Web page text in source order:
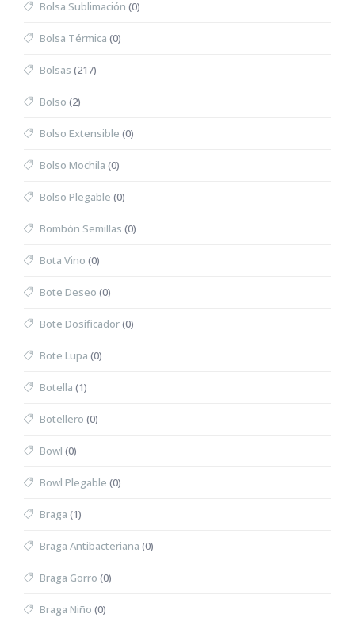
Bolsa Sublimación (0)
Bolsa Térmica (0)
Bolsas (217)
Bolso (2)
Bolso Extensible (0)
Bolso Mochila (0)
Bolso Plegable (0)
Bombón Semillas (0)
Bota Vino (0)
Bote Deseo (0)
Bote Dosificador(0)
Bote Lupa (0)
Botella (1)
Botellero (0)
Bowl (0)
Bowl Plegable (0)
Braga (1)
Braga Antibacteriana (0)
Braga Gorro (0)
Braga Niño (0)